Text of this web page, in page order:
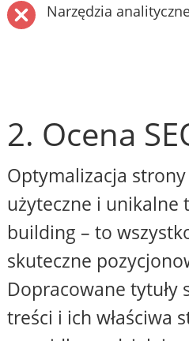
Narzędzia
2. Ocena
Optymalizacja
użyteczne i unikalne
building – to
skuteczne
Dopracowane tytuły
treści i ich właściwa